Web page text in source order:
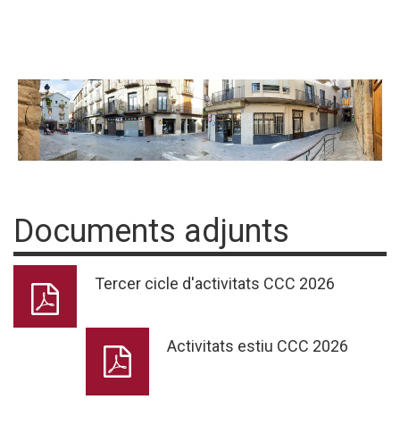
Documents adjunts
Tercer cicle d'activitats CCC 2026
Activitats estiu CCC 2026